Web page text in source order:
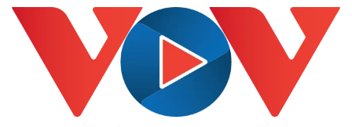
Bóng đá
Lịch thi đấu bóng đá
Thế giới thể thao
eSports
Hậu trường
Ô tô
Xe máy
Tư vấn